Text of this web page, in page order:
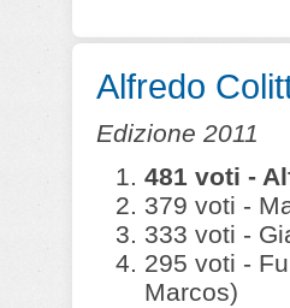
Alfredo
Edizione 2011
481 voti -
379 voti -
333 voti -
295 voti -
Marcos)